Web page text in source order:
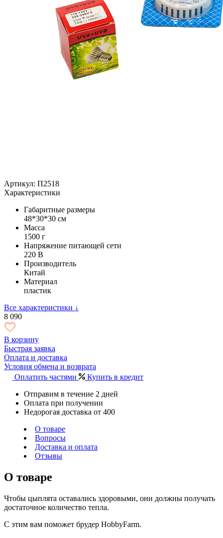
Артикул: П2518
Характеристики
Габаритные размеры
48*30*30 см
Масса
1500 г
Напряжение питающей сети
220 В
Производитель
Китай
Материал
пластик
Все характеристики ↓
8 090
В корзину
Быстрая заявка
Оплата и доставка
Условия обмена и возврата
Оплатить частями
Купить в кредит
Отправим в течение 2 дней
Оплата при получении
Недорогая доставка от 400
О товаре
Вопросы
Доставка и оплата
Отзывы
О товаре
Чтобы цыплята оставались здоровыми, они должны получать
достаточное количество тепла.
С этим вам поможет брудер HobbyFarm.